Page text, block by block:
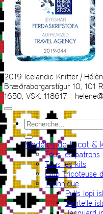
2019 Icelandic Knitter |
Bræðraborgarstígur 10, 101
1650, VSK: 118617 -
Recherche
pour :
Modèles de tricot &
Tous les patrons
Tous les kits
Club Tricoteuse
Technique
Pulls lopi
Dentelle